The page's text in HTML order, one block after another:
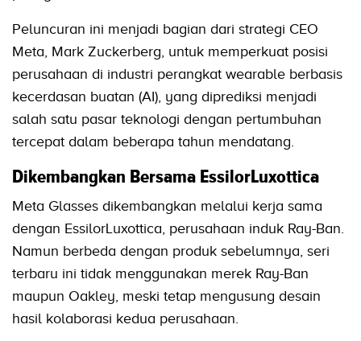
Peluncuran ini menjadi bagian dari strategi CEO
Meta, Mark Zuckerberg, untuk memperkuat posisi
perusahaan di industri perangkat wearable berbasis
kecerdasan buatan (AI), yang diprediksi menjadi
salah satu pasar teknologi dengan pertumbuhan
tercepat dalam beberapa tahun mendatang.
Dikembangkan Bersama EssilorLuxottica
Meta Glasses dikembangkan melalui kerja sama
dengan EssilorLuxottica, perusahaan induk Ray-Ban.
Namun berbeda dengan produk sebelumnya, seri
terbaru ini tidak menggunakan merek Ray-Ban
maupun Oakley, meski tetap mengusung desain
hasil kolaborasi kedua perusahaan.